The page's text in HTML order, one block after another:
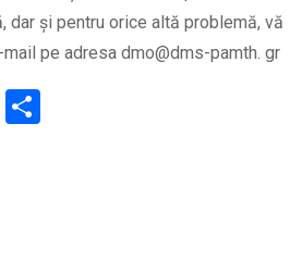
dar și pentru orice altă problemă, vă
pe adresa dmo@dms-pamth. gr
Print